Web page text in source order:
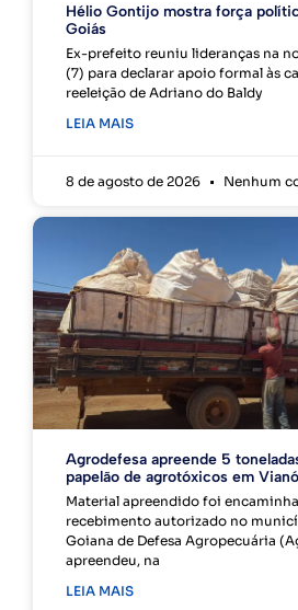
Hélio Gontijo mostra força
Goiás
Ex-prefeito reuniu lideranças na
(7) para declarar apoio formal às
reeleição de Adriano do Baldy
LEIA MAIS
8 de agosto de 2026 Nenhum
Agrodefesa apreende 5
papelão de agrotóxicos em
Material apreendido foi
recebimento autorizado no
Goiana de Defesa Agropecuária
apreendeu, na
LEIA MAIS